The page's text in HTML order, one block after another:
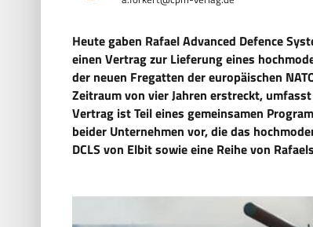
Heute gaben Rafael Advanced Defence
einen Vertrag zur Lieferung eines
der neuen Fregatten der europäischen
Zeitraum von vier Jahren erstreckt,
Vertrag ist Teil eines gemeinsamen
beider Unternehmen vor, die das
DCLS von Elbit sowie eine Reihe von